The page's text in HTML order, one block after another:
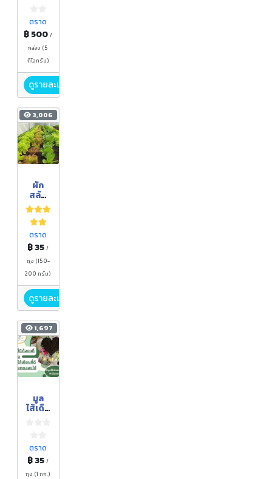
ตราด
฿ 500/
กล่อง (5
กิโลกรัม)
ดูรายละเอียด
3,006
ผัก
สลัด
อินทรี
ย์ (Mix
Salad
)
ตราด
฿ 35/
ถุง (150-
200 กรัม)
ดูรายละเอียด
1,697
มูล
ไส้เดือ
ตราด
฿ 35/
ถุง (1 กก.)